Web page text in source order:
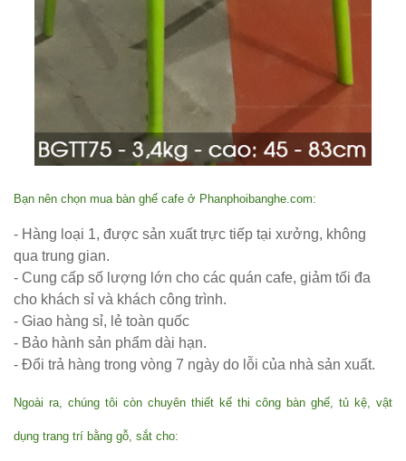
thượng bàn
Bộ bàn ghế
quán cafe
nhà hàng
mặt bàn
composite
254
Ghế
Bạn nên chọn mua bàn ghế cafe ở Phanphoibanghe.com:
- Hàng loại 1, được sản xuất trực tiếp tại xưởng, không
qua trung gian.
- Cung cấp số lượng lớn cho các quán cafe, giảm tối đa
cho khách sỉ và khách công trình.
- Giao hàng sỉ, lẻ toàn quốc
- Bảo hành sản phẩm dài hạn.
- Đổi trả hàng trong vòng 7 ngày do lỗi của nhà sản xuất.
Ngoài ra, chúng tôi còn chuyên thiết kế thi công bàn ghế, tủ kệ, vật
dụng trang trí bằng gỗ, sắt cho: